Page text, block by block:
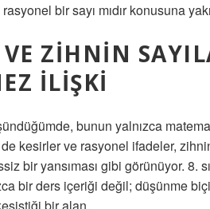
bir sayı mıdır konusuna
ZIHNIN
İLIŞKI
bunun yalnızca
kesirler ve rasyonel ifadeler,
bir yansıması gibi görünüyor. 8.
bir ders içeriği değil; düşünme